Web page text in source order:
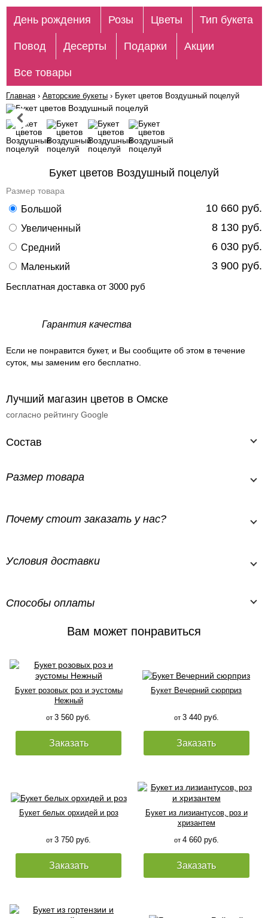
День рождения Розы Цветы Тип букета
Повод Десерты Подарки Акции
Все товары
Главная › Авторские букеты › Букет цветов Воздушный поцелуй
Букет цветов Воздушный поцелуй
Размер товара
Большой 10 660 руб.
Увеличенный 8 130 руб.
Средний 6 030 руб.
Маленький 3 900 руб.
Бесплатная доставка от 3000 руб
Гарантия качества
Если не понравится букет, и Вы сообщите об этом в течение
суток, мы заменим его бесплатно.
Лучший магазин цветов в Омске
согласно рейтингу Google
Состав
Размер товара
Почему стоит заказать у нас?
Условия доставки
Способы оплаты
Вам может понравиться
Букет розовых роз и эустомы
Нежный
от3 560 руб.
Заказать
Букет Вечерний сюрприз
от 3 440 руб.
Заказать
Букет белых орхидей и роз
от3 750 руб.
Заказать
Букет из лизиантусов, роз и
хризантем
от 4 660 руб.
Заказать